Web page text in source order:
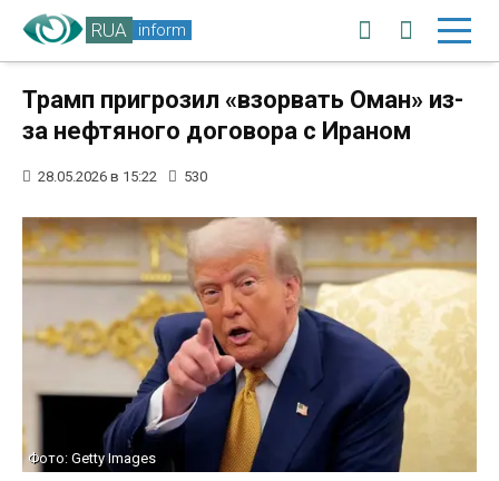
RUA inform
Трамп пригрозил «взорвать Оман» из-
за нефтяного договора с Ираном
28.05.2026 в 15:22 530
Фото: Getty Images